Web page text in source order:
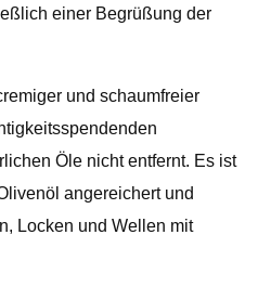
einer Begrüßung der
und schaumfreier
Öle nicht entfernt. Es ist
angereichert und
Locken und Wellen mit